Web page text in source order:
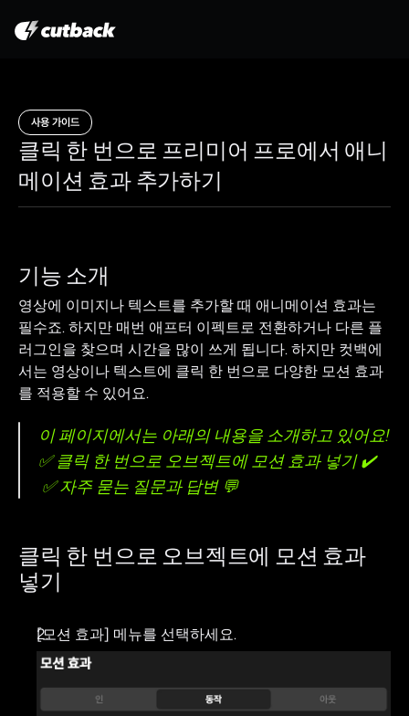
가격 안내
사용 가이드
블로그
무료로 이용해보기
클릭 한 번으로 프리미어 프로에서 애니
메이션 효과 추가하기
사용 가이드
기능 소개
영상에 이미지나 텍스트를 추가할 때 애니메이션 효과는
필수죠. 하지만 매번 애프터 이펙트로 전환하거나 다른 플
러그인을 찾으며 시간을 많이 쓰게 됩니다. 하지만 컷백에
서는 영상이나 텍스트에 클릭 한 번으로 다양한 모션 효과
를 적용할 수 있어요.
이 페이지에서는 아래의 내용을 소개하고 있어요!
✅ 클릭 한 번으로 오브젝트에 모션 효과 넣기 ✔️
✅ 자주 묻는 질문과 답변 💬
클릭 한 번으로 오브젝트에 모션 효과
넣기
[모션 효과] 메뉴를 선택하세요.